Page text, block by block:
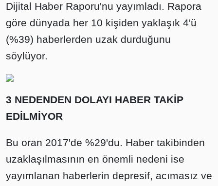
Dijital Haber Raporu'nu yayımladı. Rapora
göre dünyada her 10 kişiden yaklaşık 4'ü
(%39) haberlerden uzak durduğunu
söylüyor.
3 NEDENDEN DOLAYI HABER TAKİP
EDİLMİYOR
Bu oran 2017'de %29'du. Haber takibinden
uzaklaşılmasının en önemli nedeni ise
yayımlanan haberlerin depresif, acımasız ve